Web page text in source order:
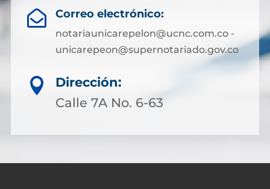
 Correo electrónico:
notariaunicarepelon@ucnc.com.co -
unicarepeon@supernotariado.gov.co

Dirección:
Calle 7A No. 6-63